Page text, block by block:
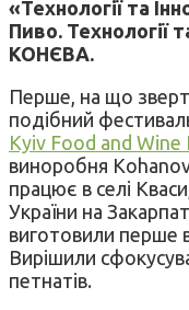
«Технології та
Пиво. Технології
КОНЄВА.
Перше, на що
подібний
Kyiv Food and Wine
виноробня
працює в селі
України на
виготовили перше
Вирішили
петнатів.